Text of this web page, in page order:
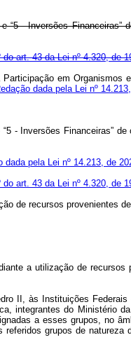
“5 - Inversões
do art. 43 da Lei nº 4.320, de
em Organismos
dada pela Lei nº
e “5 - Inversões
dada pela Lei nº 14.213, de
do art. 43 da Lei nº 4.320, de
de recursos provenientes
a utilização de
II, às Instituições
integrantes do Ministério
a esses grupos, no
grupos de natureza